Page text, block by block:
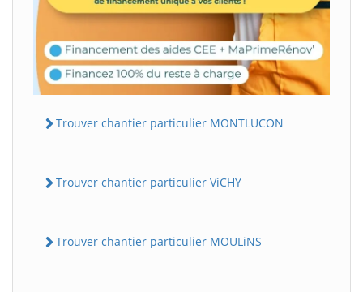
Trouver chantier particulier MONTLUCON
Trouver chantier particulier ViCHY
Trouver chantier particulier MOULiNS